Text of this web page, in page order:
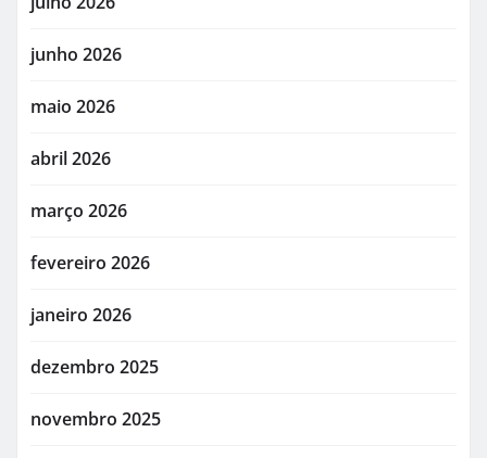
junho 2026
maio 2026
abril 2026
março 2026
fevereiro 2026
janeiro 2026
dezembro 2025
novembro 2025